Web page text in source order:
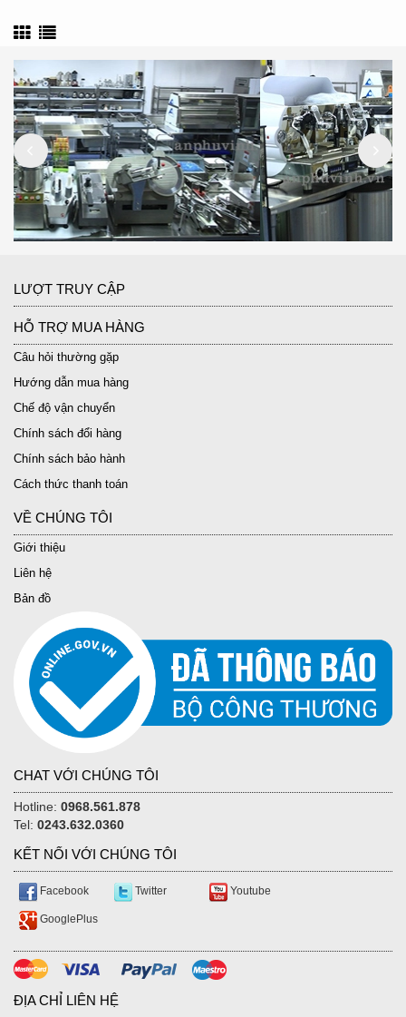
LƯỢT TRUY CẬP
HỖ TRỢ MUA HÀNG
Câu hỏi thường gặp
Hướng dẫn mua hàng
Chế độ vận chuyển
Chính sách đổi hàng
Chính sách bảo hành
Cách thức thanh toán
VỀ CHÚNG TÔI
Giới thiệu
Liên hệ
Bản đồ
CHAT VỚI CHÚNG TÔI
Hotline: 0968.561.878
Tel: 0243.632.0360
KẾT NỐI VỚI CHÚNG TÔI
Facebook Twitter Youtube
GooglePlus
ĐỊA CHỈ LIÊN HỆ